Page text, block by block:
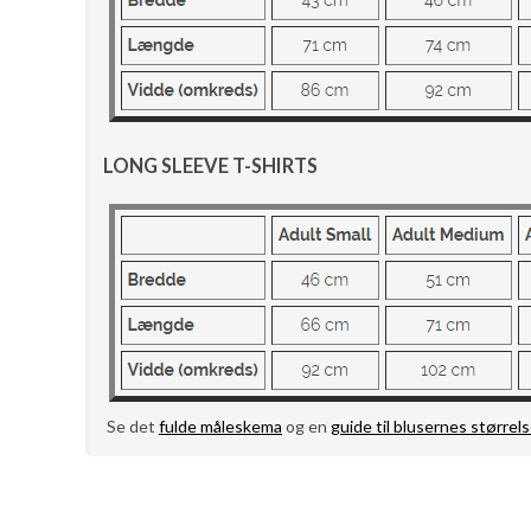
LONG SLEEVE T-SHIRTS
Se det fulde måleskema og en guide til blusernes